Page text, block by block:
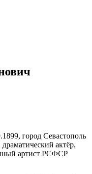
город Севастополь
актёр,
артист РСФСР